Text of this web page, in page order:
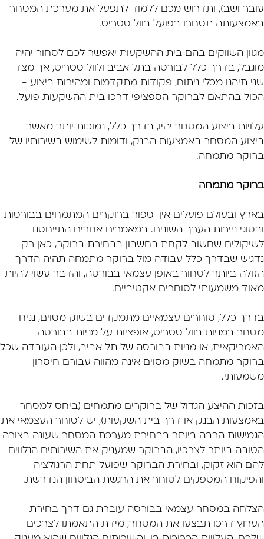
עובר ושב), ותדרוש מכם ללמוד לתפעל את מערכת המסחר
באמצעותה תסחרו בפועל בוול סטריט.
מגוון השווקים בהם בית ההשקעות יאפשר לכם לסחור יהיה
מוגבל, בדרך כלל לבורסה בתל אביב ולוול סטריט, אך מצד
שני תיהנו מכלי ניתוח, פקודות מתקדמות ומהירות ביצוע -
הכול בהתאם לברוקר הספציפי דרכו בית ההשקעות פועל.
עלויות ביצוע המסחר יהיו, בדרך כלל, נמוכות יותר מאשר
ביצוע המסחר באמצעות הבנק, ודומות לשימוש בשירותיו של
ברוקר מתמחה.
ברוקר מתמחה
בארץ ובעולם פועלים אין-ספור ברוקרים המתמחים בבורסות
ובסוגי ניירות הערך השונים. במאמרים אחרים התייחסנו
לשיקולים שחשוב לקחת בחשבון בבחירת ברוקר, כאן רק
נדגיש שבדרך כלל עבודה מול ברוקר מתמחה תהיה הדרך
הזולה ביותר לסחור באופן עצמאי בבורסה, והדבר עשוי להיות
מאוד משמעותי לסוחרים אקטיביים.
בדרך כלל, סוחרים עצמאיים מתמקדים בשוק מסוים, נניח
מסחר במניות בוול סטריט, אופציות על מניות בבורסה
האמריקאית, או מניות בבורסה של תל אביב, ולכן העובדה שכל
ברוקר מתמחה בשוק מסוים אינה מהווה עבורם חיסרון
משמעותי.
בזכות ההיצע הגדול של ברוקרים מתמחים (ביחס למסחר
באמצעות הבנק או דרך בית השקעות), יש לסוחר העצמאי את
הגמישות הרבה ביותר בבחירת מערכת המסחר שעונה בצורה
הטובה ביותר לצרכיו, הברוקר שמעניק את השירותים הנלווים
להם הוא זקוק, ובחירת הברוקר שפועל תחת הרגולציה
והפיקוח המספקים לסוחר את הרגשת הביטחון הנדרשת.
הצלחה במסחר עצמאי בבורסה עוברת גם דרך בחירת
הערוץ דרכו תבצעו את המסחר, מידת התאמתו לצרכים